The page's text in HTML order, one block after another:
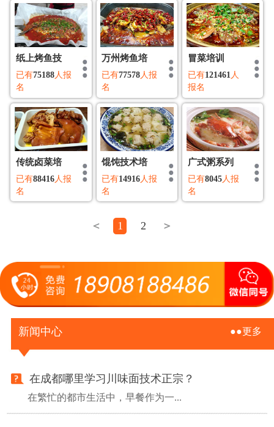
纸上烤鱼技
已有75188人报
名
万州烤鱼培
已有77578人报
名
冒菜培训
已有121461人
报名
传统卤菜培
已有88416人报
名
馄饨技术培
已有14916人报
名
广式粥系列
已有8045人报
名
＜ 1 2 ＞
新闻中心 ●●更多
在成都哪里学习川味面技术正宗？
在繁忙的都市生活中，早餐作为一...